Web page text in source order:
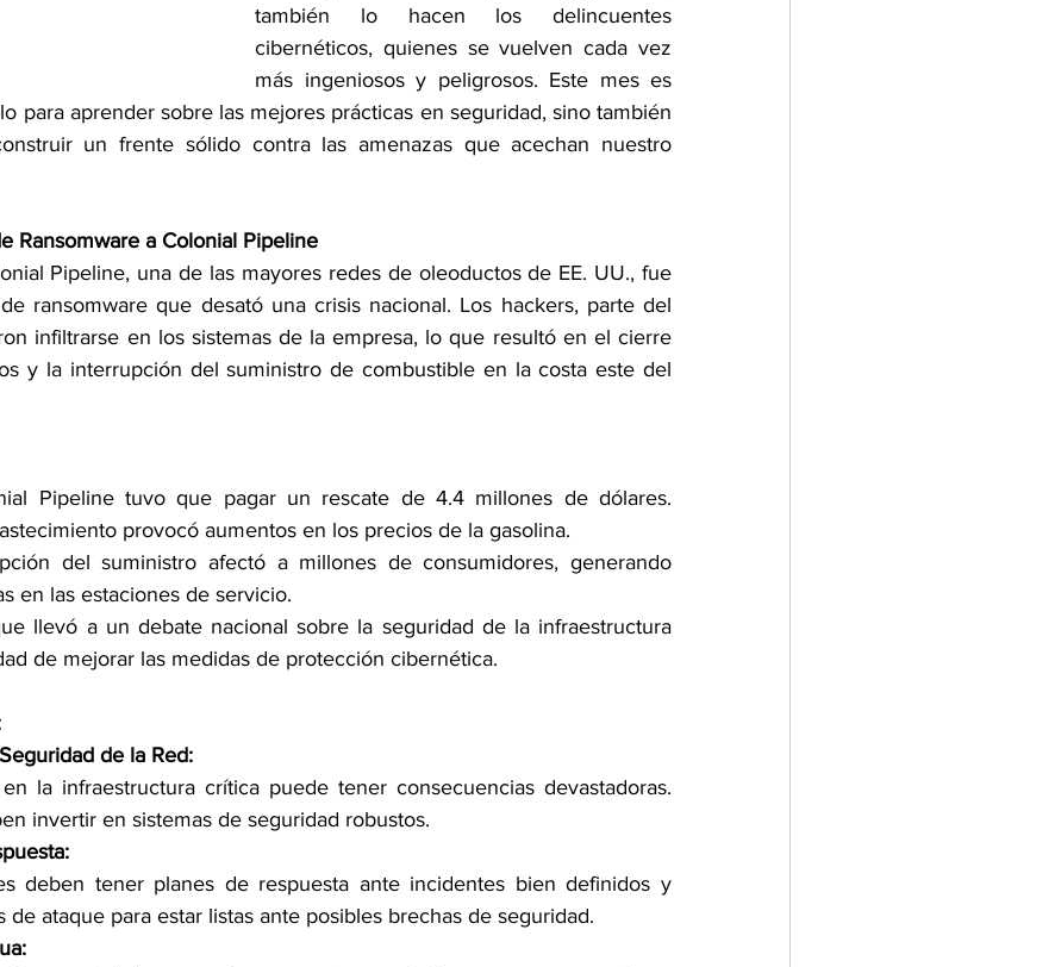
también lo hacen los delincuentes
cibernéticos, quienes se vuelven cada vez
más ingeniosos y peligrosos. Este mes es
para aprender sobre las mejores prácticas en seguridad, sino también
un frente sólido contra las amenazas que acechan nuestro
Ransomware a Colonial Pipeline
Pipeline, una de las mayores redes de oleoductos de EE. UU., fue
ransomware que desató una crisis nacional. Los hackers, parte del
infiltrarse en los sistemas de la empresa, lo que resultó en el cierre
y la interrupción del suministro de combustible en la costa este del
Pipeline tuvo que pagar un rescate de 4.4 millones de dólares.
provocó aumentos en los precios de la gasolina.
del suministro afectó a millones de consumidores, generando
en las estaciones de servicio.
llevó a un debate nacional sobre la seguridad de la infraestructura
de mejorar las medidas de protección cibernética.
de la Red:
la infraestructura crítica puede tener consecuencias devastadoras.
invertir en sistemas de seguridad robustos.
deben tener planes de respuesta ante incidentes bien definidos y
de ataque para estar listas ante posibles brechas de seguridad.